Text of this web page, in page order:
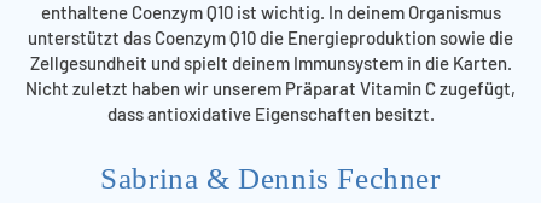
enthaltene Coenzym Q10 ist wichtig. In deinem Organismus
unterstützt das Coenzym Q10 die Energieproduktion sowie die
Zellgesundheit und spielt deinem Immunsystem in die Karten.
Nicht zuletzt haben wir unserem Präparat Vitamin C zugefügt,
dass antioxidative Eigenschaften besitzt.
Sabrina & Dennis Fechner